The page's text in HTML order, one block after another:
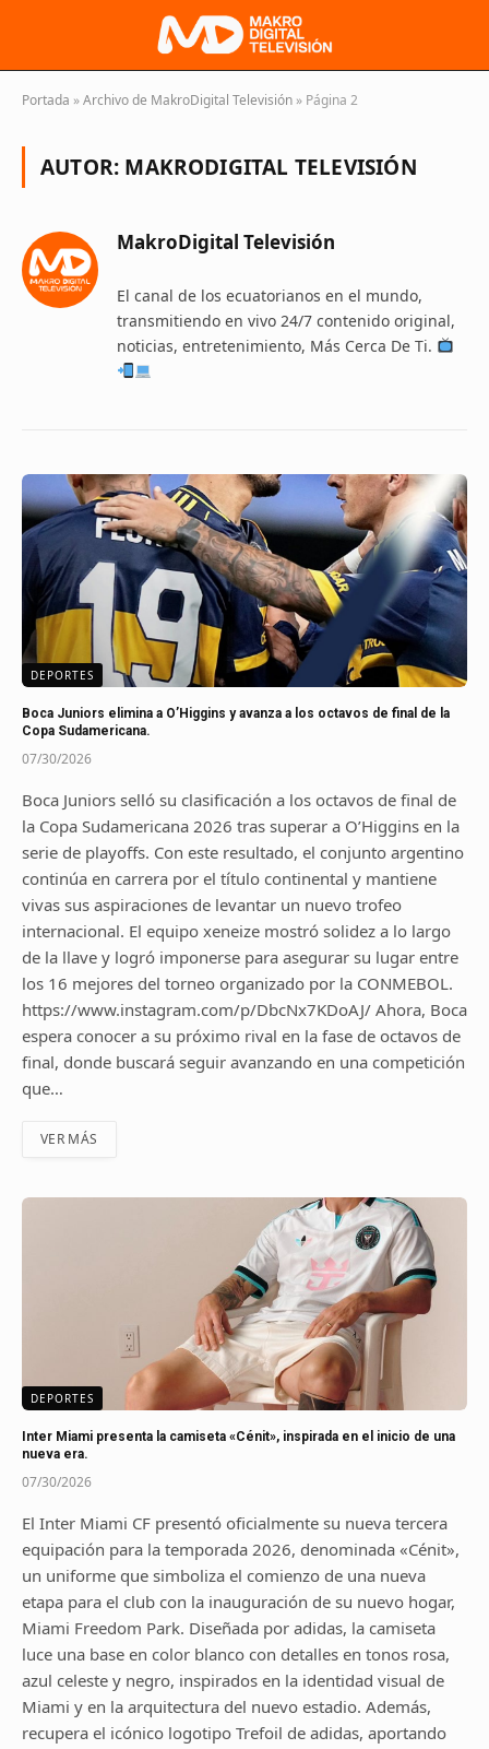
Portada »Archivo de MakroDigital Televisión » Página 2
AUTOR: MAKRODIGITAL TELEVISIÓN
MakroDigital Televisión
El canal de los ecuatorianos en el mundo,
transmitiendo en vivo 24/7 contenido original,
noticias, entretenimiento, Más Cerca De Ti.
DEPORTES
Boca Juniors elimina a O’Higgins y avanza a los octavos de final de la
Copa Sudamericana.
07/30/2026
Boca Juniors selló su clasificación a los octavos de final de
la Copa Sudamericana 2026 tras superar a O’Higgins en la
serie de playoffs. Con este resultado, el conjunto argentino
continúa en carrera por el título continental y mantiene
vivas sus aspiraciones de levantar un nuevo trofeo
internacional. El equipo xeneize mostró solidez a lo largo
de la llave y logró imponerse para asegurar su lugar entre
los 16 mejores del torneo organizado por la CONMEBOL.
https://www.instagram.com/p/DbcNx7KDoAJ/ Ahora, Boca
espera conocer a su próximo rival en la fase de octavos de
final, donde buscará seguir avanzando en una competición
que…
VER MÁS
DEPORTES
Inter Miami presenta la camiseta «Cénit», inspirada en el inicio de una
nueva era.
07/30/2026
El Inter Miami CF presentó oficialmente su nueva tercera
equipación para la temporada 2026, denominada «Cénit»,
un uniforme que simboliza el comienzo de una nueva
etapa para el club con la inauguración de su nuevo hogar,
Miami Freedom Park. Diseñada por adidas, la camiseta
luce una base en color blanco con detalles en tonos rosa,
azul celeste y negro, inspirados en la identidad visual de
Miami y en la arquitectura del nuevo estadio. Además,
recupera el icónico logotipo Trefoil de adidas, aportando